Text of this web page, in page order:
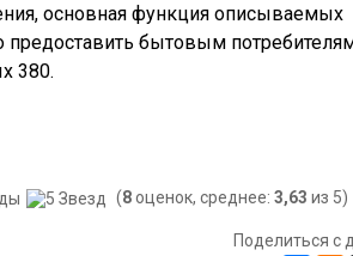
основная функция описываемых
предоставить бытовым
380.
(8оценок, среднее: 3,63 из 5)
Поделиться с